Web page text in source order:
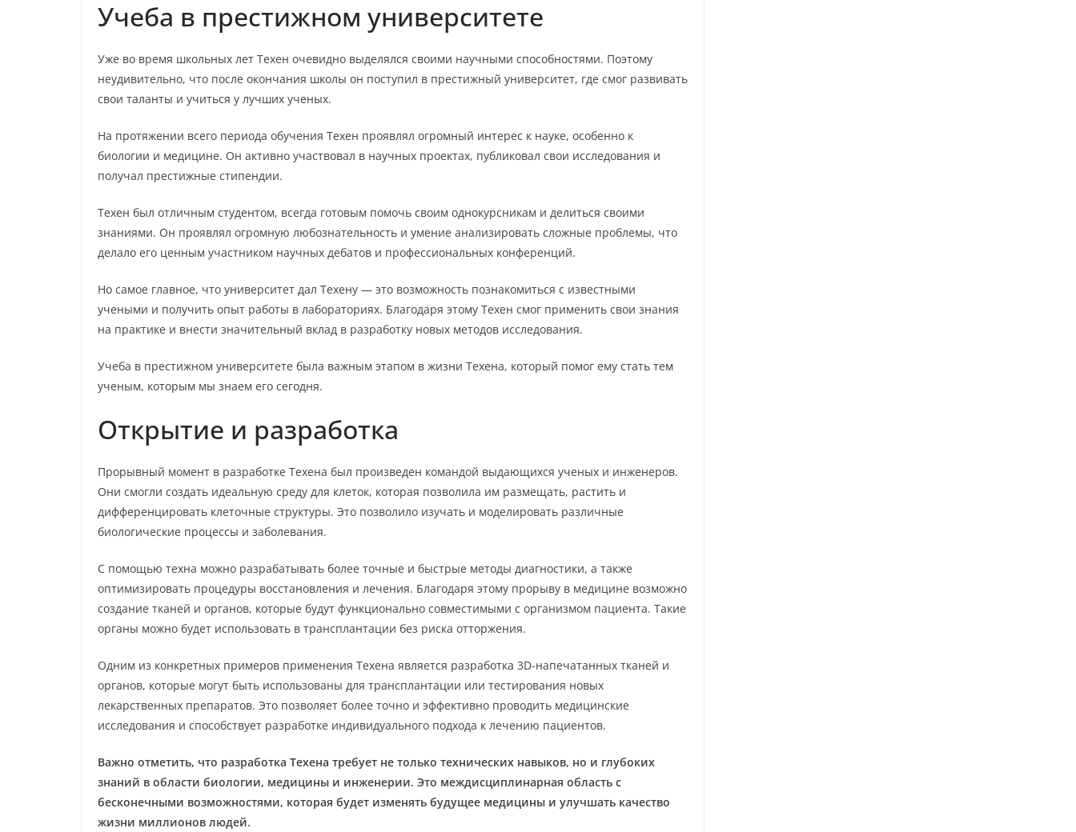
Учеба в престижном университете
Уже во время школьных лет Техен очевидно выделялся своими научными способностями. Поэтому
неудивительно, что после окончания школы он поступил в престижный университет, где смог развивать
свои таланты и учиться у лучших ученых.
На протяжении всего периода обучения Техен проявлял огромный интерес к науке, особенно к
биологии и медицине. Он активно участвовал в научных проектах, публиковал свои исследования и
получал престижные стипендии.
Техен был отличным студентом, всегда готовым помочь своим однокурсникам и делиться своими
знаниями. Он проявлял огромную любознательность и умение анализировать сложные проблемы, что
делало его ценным участником научных дебатов и профессиональных конференций.
Но самое главное, что университет дал Техену — это возможность познакомиться с известными
учеными и получить опыт работы в лабораториях. Благодаря этому Техен смог применить свои знания
на практике и внести значительный вклад в разработку новых методов исследования.
Учеба в престижном университете была важным этапом в жизни Техена, который помог ему стать тем
ученым, которым мы знаем его сегодня.
Открытие и разработка
Прорывный момент в разработке Техена был произведен командой выдающихся ученых и инженеров.
Они смогли создать идеальную среду для клеток, которая позволила им размещать, растить и
дифференцировать клеточные структуры. Это позволило изучать и моделировать различные
биологические процессы и заболевания.
С помощью техна можно разрабатывать более точные и быстрые методы диагностики, а также
оптимизировать процедуры восстановления и лечения. Благодаря этому прорыву в медицине возможно
создание тканей и органов, которые будут функционально совместимыми с организмом пациента. Такие
органы можно будет использовать в трансплантации без риска отторжения.
Одним из конкретных примеров применения Техена является разработка 3D-напечатанных тканей и
органов, которые могут быть использованы для трансплантации или тестирования новых
лекарственных препаратов. Это позволяет более точно и эффективно проводить медицинские
исследования и способствует разработке индивидуального подхода к лечению пациентов.
Важно отметить, что разработка Техена требует не только технических навыков, но и глубоких
знаний в области биологии, медицины и инженерии. Это междисциплинарная область с
бесконечными возможностями, которая будет изменять будущее медицины и улучшать качество
жизни миллионов людей.